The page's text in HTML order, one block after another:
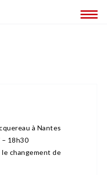
à Nantes
– 18h30
le changement de